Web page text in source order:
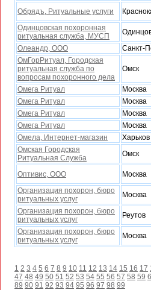
Обрядъ, Ритуальные услуги
Одинцовская похоронная
ритуальная служба, МУСП
Олеандр, ООО
Санкт-
ОмГорРитуал, Городская
ритуальная служба по
вопросам поxоронного дела
Омск
Омега Ритуал
Москва
Омега Ритуал
Москва
Омега Ритуал
Москва
Омега Ритуал
Москва
Омела, Интернет-магазин
Xарьков
Омская Городская
Ритуальная Служба
Омск
Оптивис, ООО
Москва
Организация похорон, бюро
ритуальных услуг
Москва
Организация похорон, бюро
ритуальных услуг
Реутов
Организация похорон, бюро
ритуальных услуг
Москва
1 2 3 4 5 6 7 8 9 10 11 12 13 14 15 16 17
47 48 49 50 51 52 53 54 55 56 57 58 59
89 90 91 92 93 94 95 96 97 98 99